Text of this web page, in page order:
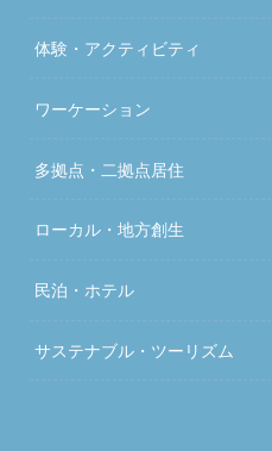
体験・アクティビティ
ワーケーション
多拠点・二拠点居住
ローカル・地方創生
民泊・ホテル
サステナブル・ツーリズム